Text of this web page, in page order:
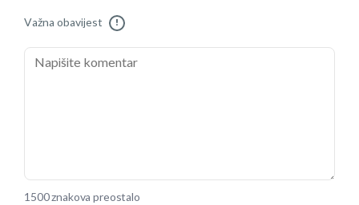
Važna obavijest !
1500 znakova preostalo